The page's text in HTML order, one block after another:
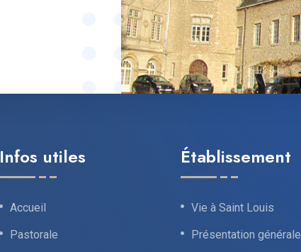
Infos utiles
Accueil
Pastorale
Établissement
Vie à Saint Louis
Présentation générale